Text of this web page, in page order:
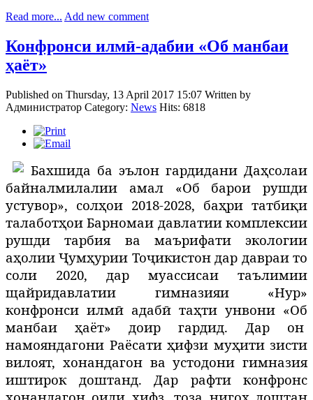
Read more... Add new comment
Конфронси илмӣ-адабии «Об манбаи
ҳаёт»
Published on Thursday, 13 April 2017 15:07 Written by
Администратор Category: News Hits: 6818
Бахшида ба эълон гардидани Даҳсолаи
байналмилалии амал «Об барои рушди
устувор», солҳои 2018-2028, баҳри татбиқи
талаботҳои Барномаи давлатии комплексии
рушди тарбия ва маърифати экологии
аҳолии Ҷумҳурии Тоҷикистон дар давраи то
соли 2020, дар муассисаи таълимии
щайридавлатии гимназияи «Нур»
конфронси илмӣ адабӣ таҳти унвони «Об
манбаи ҳаёт» доир гардид. Дар он
намояндагони Раёсати ҳифзи муҳити зисти
вилоят, хонандагон ва устодони гимназия
иштирок доштанд. Дар рафти конфронс